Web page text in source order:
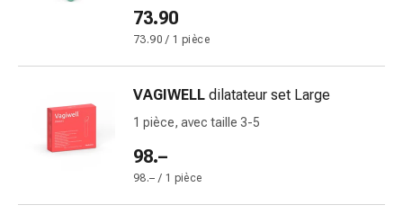
Troubles
oreilles
pour
yeux
73.90
73.90 / 1 pièce
VAGIWELL dilatateur set Large
1 pièce, avec taille 3-5
98.–
98.– / 1 pièce